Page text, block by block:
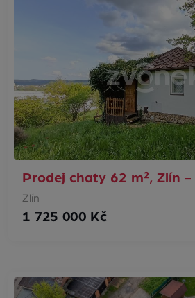
Prodej chaty 62 m², Zlín
Zlín
1 725 000 Kč